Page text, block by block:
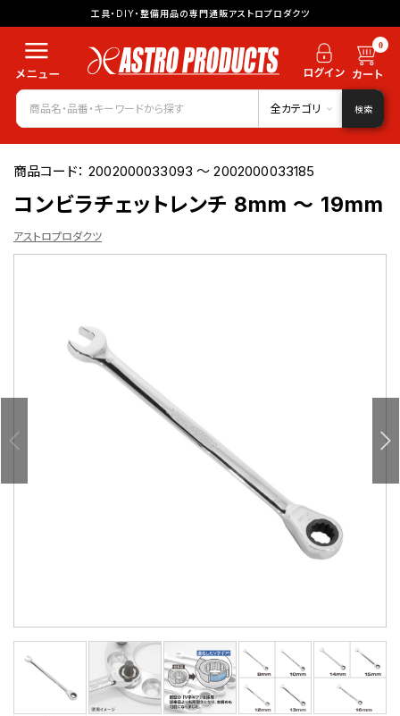
工具・DIY・整備用品の専門通販アストロプロダクツ
0
全カテゴリ 検索
商品コード：2002000033093 ～ 2002000033185
コンビラチェットレンチ 8mm ～ 19mm
アストロプロダクツ